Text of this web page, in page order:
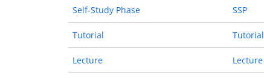
Self-Study Phase SSP
Tutorial Tutorial
Lecture Lecture